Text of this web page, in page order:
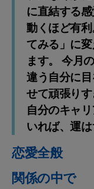
に直結する
動くほど有
てみる」に
ます。 今月
違う自分に
せて頑張りす
自分のキャ
いれば、運は
恋愛全般
関係の中で